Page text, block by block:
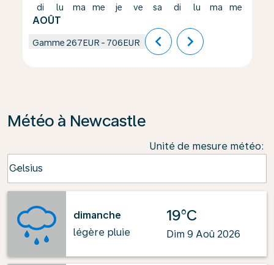
di
AOÛT
lu ma me je ve sa di lu ma me
Gamme 267EUR - 706EUR chevron_left chevron_right
Météo à Newcastle
Unité de mesure météo:
Celsius
keyboard_arrow_down
dimanche
légère pluie
19°C
Dim 9 Aoû 2026